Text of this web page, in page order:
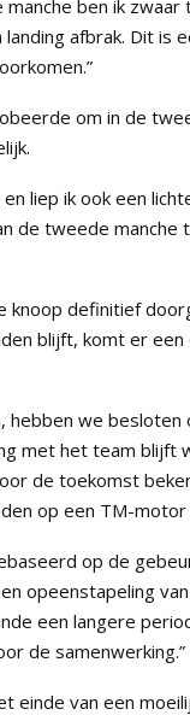
ben ik
afbrak. Dit is
om in de
liep ik ook een
de tweede manche
knoop definitief
blijft, komt er
hebben we
met het team blijft
de toekomst
op een TM-motor
op de
opeenstapeling
een langere
de samenwerking.”
einde van een